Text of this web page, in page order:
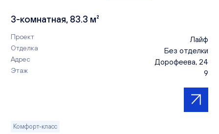
3-комнатная, 83.3 м²
Проект Лайф
Отделка Без отделки
Адрес Дорофеева, 24
Этаж 9
Комфорт-класс